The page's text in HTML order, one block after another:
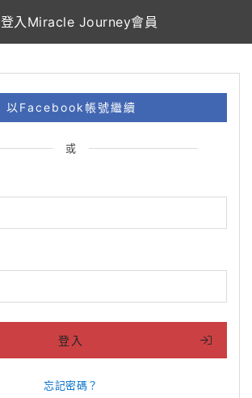
登入Miracle Journey會員
以Facebook帳號繼續
或
登入
忘記密碼？